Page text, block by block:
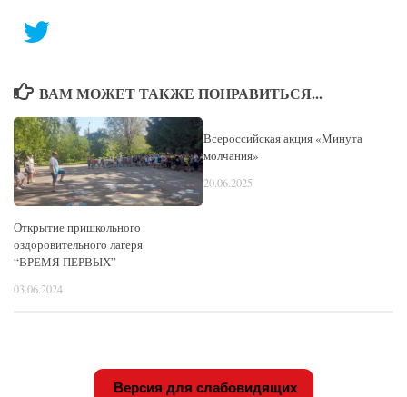
ВАМ МОЖЕТ ТАКЖЕ ПОНРАВИТЬСЯ...
Открытие пришкольного
оздоровительного лагеря
“ВРЕМЯ ПЕРВЫХ”
03.06.2024
Всероссийская акция «Минута
молчания»
20.06.2025
Версия для слабовидящих